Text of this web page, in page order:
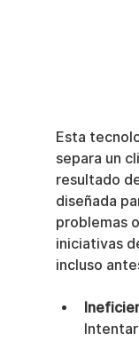
Esta
separa un
resultado
diseñada
problemas
iniciativas
incluso